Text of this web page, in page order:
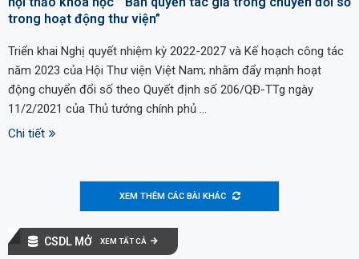
trong hoạt động thư viện”
Triển khai Nghị quyết nhiệm kỳ 2022-2027 và Kế hoạch công tác
năm 2023 của Hội Thư viện Việt Nam; nhằm đẩy mạnh hoạt
động chuyển đổi số theo Quyết định số 206/QĐ-TTg ngày
11/2/2021 của Thủ tướng chính phủ …
Chi tiết
XEM THÊM CÁC BÀI KHÁC
CSDL MỞ XEM TẤT CẢ